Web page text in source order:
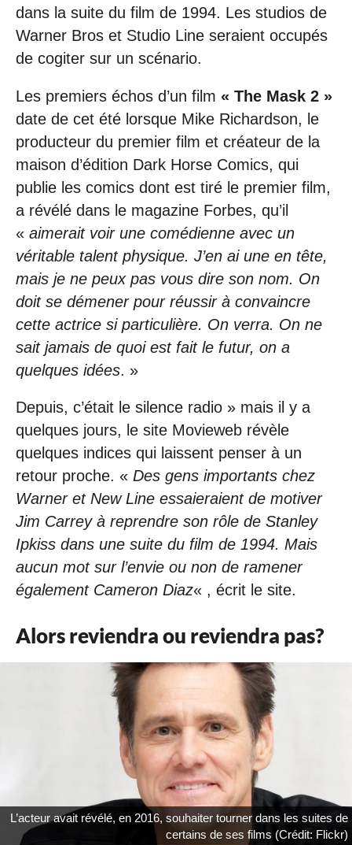
dans la suite du film de 1994. Les studios de
Warner Bros et Studio Line seraient occupés
de cogiter sur un scénario.
Les premiers échos d’un film « The Mask 2 »
date de cet été lorsque Mike Richardson, le
producteur du premier film et créateur de la
maison d’édition Dark Horse Comics, qui
publie les comics dont est tiré le premier film,
a révélé dans le magazine Forbes, qu’il
« aimerait voir une comédienne avec un
véritable talent physique. J’en ai une en tête,
mais je ne peux pas vous dire son nom. On
doit se démener pour réussir à convaincre
cette actrice si particulière. On verra. On ne
sait jamais de quoi est fait le futur, on a
quelques idées. »
Depuis, c’était le silence radio » mais il y a
quelques jours, le site Movieweb révèle
quelques indices qui laissent penser à un
retour proche. « Des gens importants chez
Warner et New Line essaieraient de motiver
Jim Carrey à reprendre son rôle de Stanley
Ipkiss dans une suite du film de 1994. Mais
aucun mot sur l’envie ou non de ramener
également Cameron Diaz« , écrit le site.
Alors reviendra ou reviendra pas?
L’acteur avait révélé, en 2016, souhaiter tourner dans les suites de
certains de ses films (Crédit: Flickr)